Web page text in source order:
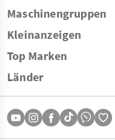
Maschinengruppen
Kleinanzeigen
Top Marken
Länder